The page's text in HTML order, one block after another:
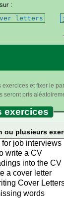
:
letters
et fixer le
seront pris
exercices
ou plusieurs